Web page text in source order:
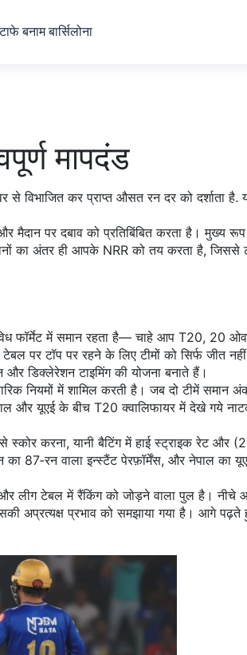
बनाम बार्सिलोना
मापदंड
विभाजित कर प्राप्त औसत रन दर को दर्शाता है.
मैदान पर दबाव को प्रतिबिंबित करता है। मुख्य
का अंतर ही आपके NRR को तय करता है, जिससे
फॉर्मेट में समान रहता है— चाहे आप T20, 20
टॉप पर रहने के लिए टीमों को सिर्फ जीत नहीं,
डिक्लेरेशन टाइमिंग की योजना बनाते हैं।
नियमों में शामिल करती है। जब दो टीमें समान
और यूएई के बीच T20 क्वालिफायर में देखे गये
करना, यानी बैटिंग में हाई स्ट्राइक रेट और
87‑रन वाला इन्स्टैंट पेरफ़ॉर्मेंस, और नेपाल का
लीग टेबल में रैंकिंग को जोड़ने वाला पुल है।
अप्रत्यक्ष प्रभाव को समझाया गया है। आगे